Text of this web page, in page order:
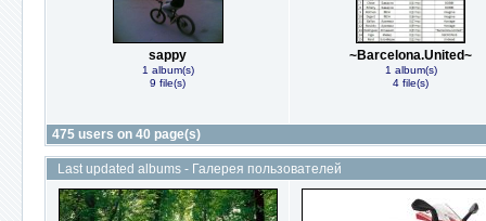
sappy
1 album(s)
9 file(s)
~Barcelona.United~
1 album(s)
4 file(s)
475 users on 40 page(s)
Last updated albums - Галерея пользователей